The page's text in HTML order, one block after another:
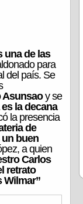
una de las
para
del país. Se
Asunsaoy se
la decana
la presencia
de
buen
a quien
Carlos
retrato
Wilmar”